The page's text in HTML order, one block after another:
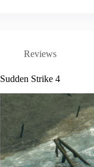
Reviews
Sudden Strike 4